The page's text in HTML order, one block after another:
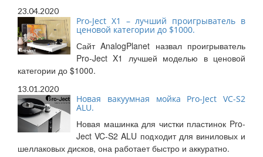
23.04.2020
Pro-Ject X1 – лучший проигрыватель в
ценовой категории до $1000.
Сайт AnalogPlanet назвал проигрыватель
Pro-Ject X1 лучшей моделью в ценовой
категории до $1000.
13.01.2020
Новая вакуумная мойка Pro-Ject VC-S2
ALU.
Новая машинка для чистки пластинок Pro-
Ject VC-S2 ALU подходит для виниловых и
шеллаковых дисков, она работает быстро и аккуратно.